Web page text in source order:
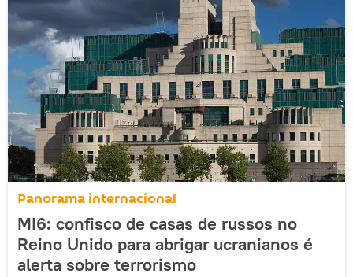
Panorama internacional
MI6: confisco de casas de russos no
Reino Unido para abrigar ucranianos é
alerta sobre terrorismo